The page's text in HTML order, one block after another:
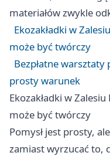
materiałów zwykle
Ekozakładki w
może być twórczy
Bezpłatne
prosty warunek
Ekozakładki w
może być twórczy
Pomysł jest prosty,
zamiast wyrzucać to,